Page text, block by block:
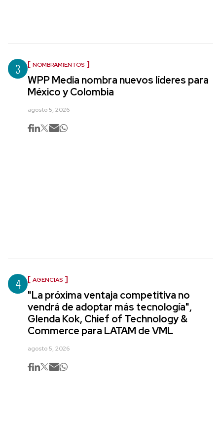
3 NOMBRAMIENTOS
WPP Media nombra nuevos líderes para
México y Colombia
agosto 5, 2026
4 AGENCIAS
"La próxima ventaja competitiva no
vendrá de adoptar más tecnología",
Glenda Kok, Chief of Technology &
Commerce para LATAM de VML
agosto 5, 2026